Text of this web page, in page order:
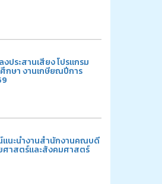
งประสานเสียง โปรแกรม
กษา งานเกษียณปีการ
นะนำงานสำนักงานคณบดี
าสตร์และสังคมศาสตร์